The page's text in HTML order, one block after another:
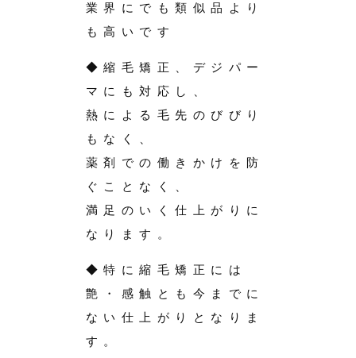
業界にでも類似品より
も高いです
◆縮毛矯正、デジパー
マにも対応し、
熱による毛先のびびり
もなく、
薬剤での働きかけを防
ぐことなく、
満足のいく仕上がりに
なります。
◆特に縮毛矯正には
艶・感触とも今までに
ない仕上がりとなりま
す。